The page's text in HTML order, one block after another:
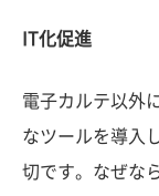
IT化促進
電子カルテ以外
なツールを導入
切です。なぜな